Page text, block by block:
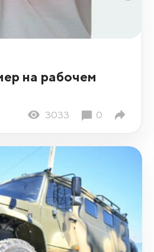
на рабочем
3033 0